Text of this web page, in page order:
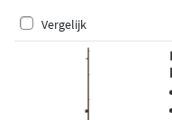
Vergelijk